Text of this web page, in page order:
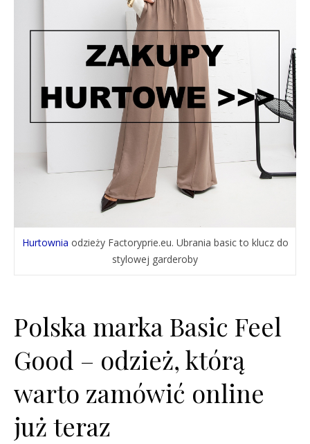
Hurtownia odzieży Factoryprie.eu. Ubrania basic to klucz do
stylowej garderoby
Polska marka Basic Feel
Good – odzież, którą
warto zamówić online
już teraz